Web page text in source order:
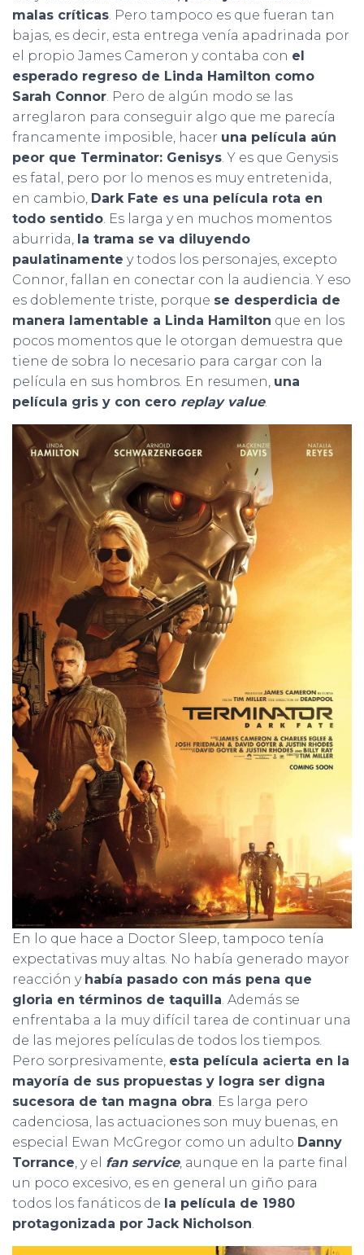
malas críticas. Pero tampoco es que fueran tan
bajas, es decir, esta entrega venía apadrinada por
el propio James Cameron y contaba con el
esperado regreso de Linda Hamilton como
Sarah Connor. Pero de algún modo se las
arreglaron para conseguir algo que me parecía
francamente imposible, hacer una película aún
peor que Terminator: Genisys. Y es que Genysis
es fatal, pero por lo menos es muy entretenida,
en cambio, Dark Fate es una película rota en
todo sentido. Es larga y en muchos momentos
aburrida, la trama se va diluyendo
paulatinamente y todos los personajes, excepto
Connor, fallan en conectar con la audiencia. Y eso
es doblemente triste, porque se desperdicia de
manera lamentable a Linda Hamilton que en los
pocos momentos que le otorgan demuestra que
tiene de sobra lo necesario para cargar con la
película en sus hombros. En resumen, una
película gris y con cero replay value.
En lo que hace a Doctor Sleep, tampoco tenía
expectativas muy altas. No había generado mayor
reacción y había pasado con más pena que
gloria en términos de taquilla. Además se
enfrentaba a la muy difícil tarea de continuar una
de las mejores películas de todos los tiempos.
Pero sorpresivamente, esta película acierta en la
mayoría de sus propuestas y logra ser digna
sucesora de tan magna obra. Es larga pero
cadenciosa, las actuaciones son muy buenas, en
especial Ewan McGregor como un adulto Danny
Torrance, y el fan service, aunque en la parte final
un poco excesivo, es en general un giño para
todos los fanáticos de la película de 1980
protagonizada por Jack Nicholson.